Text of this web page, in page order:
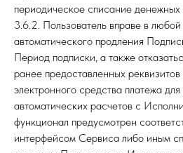
периодическое списание денежных
3.6.2. Пользователь вправе в
автоматического продления
Период подписки, а также
ранее предоставленных
электронного средства платежа
автоматических расчетов с
функционал предусмотрен
интерфейсом Сервиса либо иным